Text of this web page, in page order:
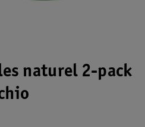
naturel 2-pack